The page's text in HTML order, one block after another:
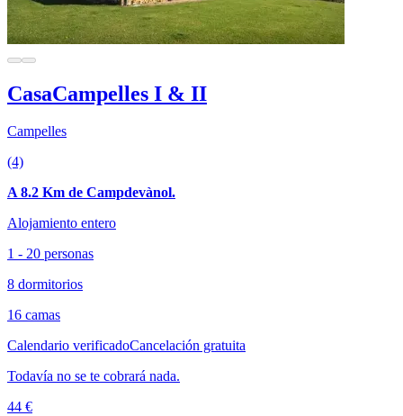
CasaCampelles I & II
Campelles
(4)
A 8.2 Km de Campdevànol.
Alojamiento entero
1 - 20 personas
8 dormitorios
16 camas
Calendario verificadoCancelación gratuita
Todavía no se te cobrará nada.
44 €